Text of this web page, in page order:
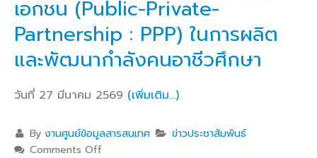
เอกชน (Public-Private-
Partnership : PPP) ในการผลิต
และพัฒนากำลังคนอาชีวศึกษา
วันที่ 27 มีนาคม 2569 (เพิ่มเติม…)
Byงานศูนย์ข้อมูลสารสนเทศ
ข่าวประชาสัมพันธ์
Comments Off